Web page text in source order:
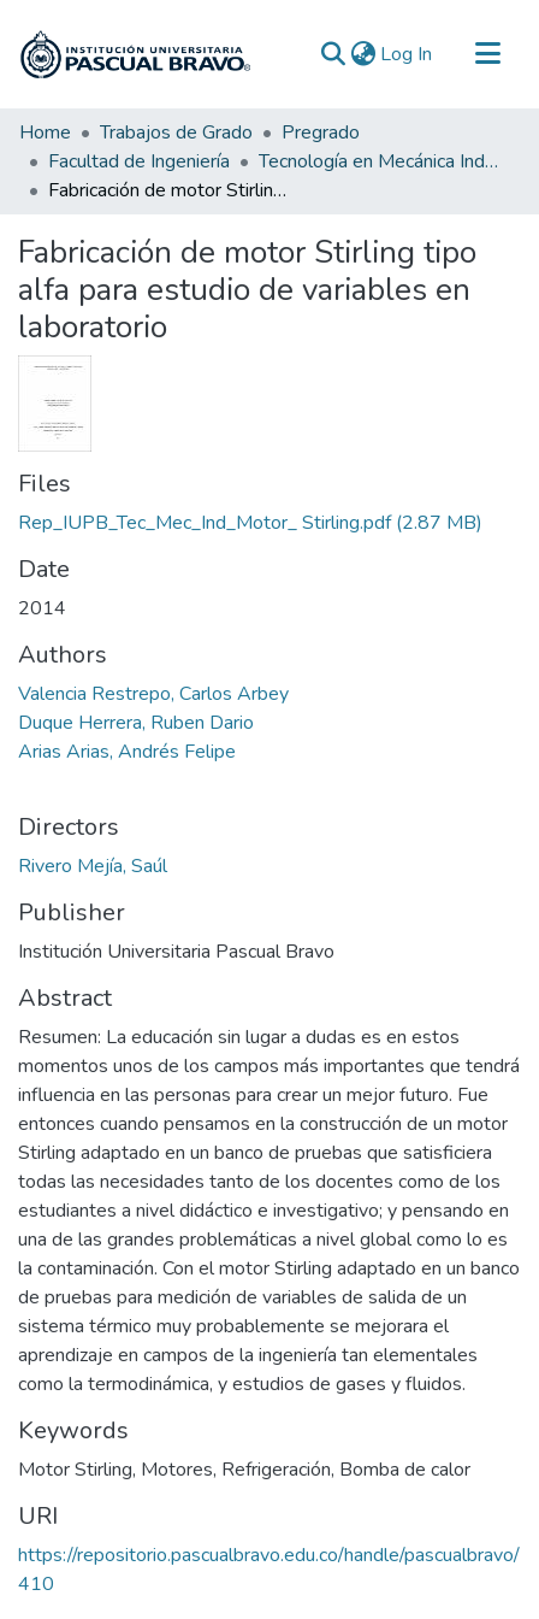
Log In (current)
Communities & Collections
All of DSpace
Statistics
Home Trabajos de Grado
Pregrado
Facultad de Ingeniería
Tecnología en Mecánica Industrial
Fabricación de motor Stirling tipo alfa para estudio de variables en laboratorio
Fabricación de motor Stirling tipo
alfa para estudio de variables en
laboratorio
Files
Rep_IUPB_Tec_Mec_Ind_Motor_ Stirling.pdf(2.87 MB)
Date
2014
Authors
Valencia Restrepo, Carlos Arbey
Duque Herrera, Ruben Dario
Arias Arias, Andrés Felipe
Directors
Rivero Mejía, Saúl
Publisher
Institución Universitaria Pascual Bravo
Abstract
Resumen: La educación sin lugar a dudas es en estos
momentos unos de los campos más importantes que tendrá
influencia en las personas para crear un mejor futuro. Fue
entonces cuando pensamos en la construcción de un motor
Stirling adaptado en un banco de pruebas que satisficiera
todas las necesidades tanto de los docentes como de los
estudiantes a nivel didáctico e investigativo; y pensando en
una de las grandes problemáticas a nivel global como lo es
la contaminación. Con el motor Stirling adaptado en un banco
de pruebas para medición de variables de salida de un
sistema térmico muy probablemente se mejorara el
aprendizaje en campos de la ingeniería tan elementales
como la termodinámica, y estudios de gases y fluidos.
Keywords
Motor Stirling, Motores, Refrigeración, Bomba de calor
URI
https://repositorio.pascualbravo.edu.co/handle/pascualbravo/
410